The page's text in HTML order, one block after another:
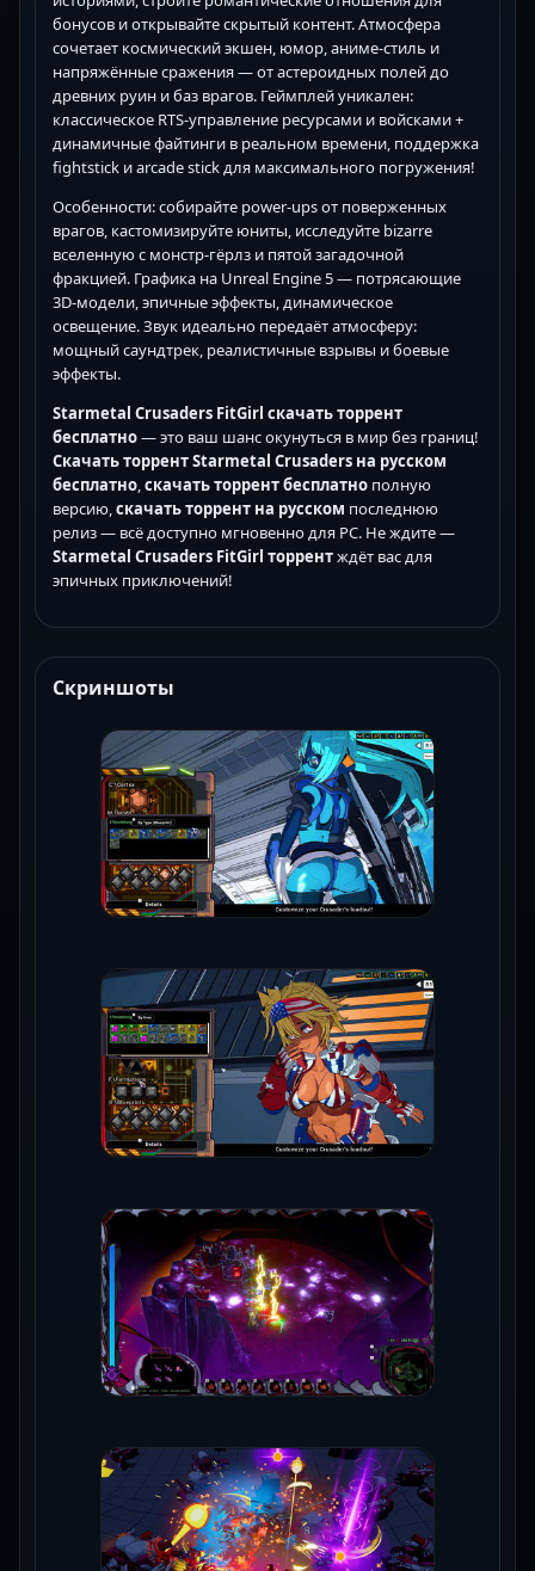
бонусов и открывайте скрытый контент. Атмосфера
сочетает космический экшен, юмор, аниме-стиль и
напряжённые сражения — от астероидных полей до
древних руин и баз врагов. Геймплей уникален:
классическое RTS-управление ресурсами и войсками +
динамичные файтинги в реальном времени, поддержка
fightstick и arcade stick для максимального погружения!
Особенности: собирайте power-ups от поверженных
врагов, кастомизируйте юниты, исследуйте bizarre
вселенную с монстр-гёрлз и пятой загадочной
фракцией. Графика на Unreal Engine 5 — потрясающие
3D-модели, эпичные эффекты, динамическое
освещение. Звук идеально передаёт атмосферу:
мощный саундтрек, реалистичные взрывы и боевые
эффекты.
Starmetal Crusaders FitGirl скачать торрент
бесплатно— это ваш шанс окунуться в мир без границ!
Скачать торрент Starmetal Crusaders на русском
бесплатно,скачать торрент бесплатно полную
версию,скачать торрент на русском последнюю
релиз — всё доступно мгновенно для PC. Не ждите —
Starmetal Crusaders FitGirl торрентждёт вас для
эпичных приключений!
Скриншоты